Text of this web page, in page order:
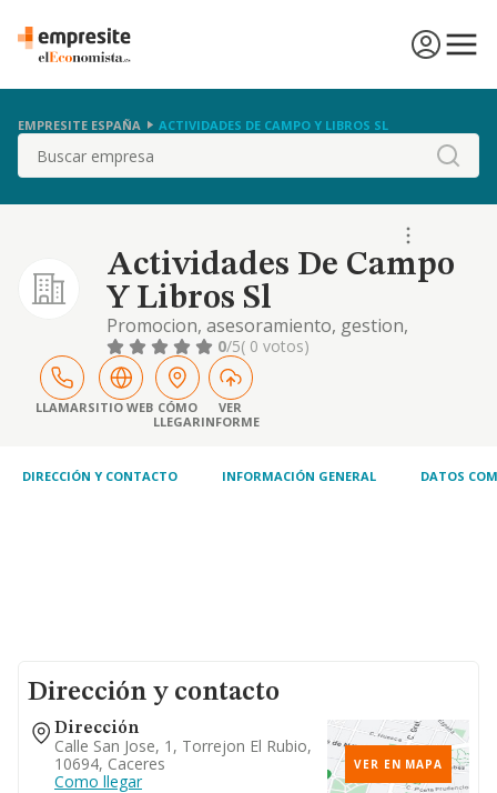
EMPRESITE ESPAÑA ACTIVIDADES DE CAMPO Y LIBROS SL
Buscar
Actividades De Campo
Y Libros Sl
Promocion, asesoramiento, gestion,
preparacion de informes y estudios
relacionados con la naturaleza y el medio
ambiente, el patrimonio historico y natural
asimismo la creacion, edicion,
administracion, compraventa, prod
0/5( 0 votos)
LLAMARSITIO WEB CÓMO
LLEGAR
VER
INFORME
DIRECCIÓN Y CONTACTO INFORMACIÓN GENERAL DATOS
Dirección y contacto
Dirección
Calle San Jose, 1, Torrejon El Rubio,
10694, Caceres
Como llegar
VER EN MAPA